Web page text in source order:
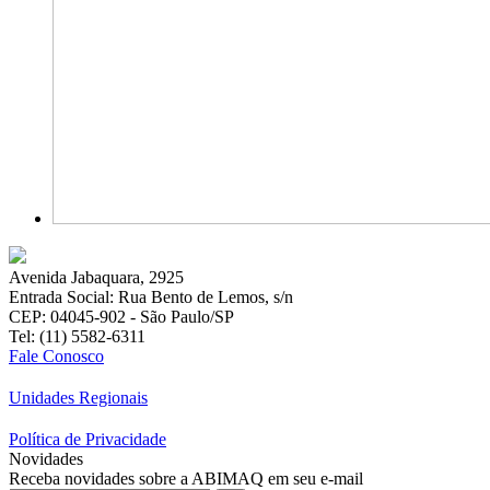
Avenida Jabaquara, 2925
Entrada Social: Rua Bento de Lemos, s/n
CEP: 04045-902 - São Paulo/SP
Tel: (11) 5582-6311
Fale Conosco
Unidades Regionais
Política de Privacidade
Novidades
Receba novidades sobre a ABIMAQ em seu e-mail